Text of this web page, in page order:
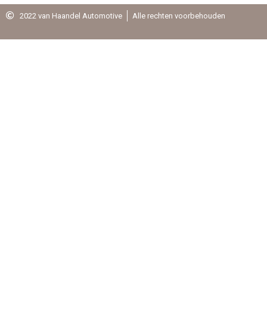
2022 van Haandel Automotive Alle rechten voorbehouden